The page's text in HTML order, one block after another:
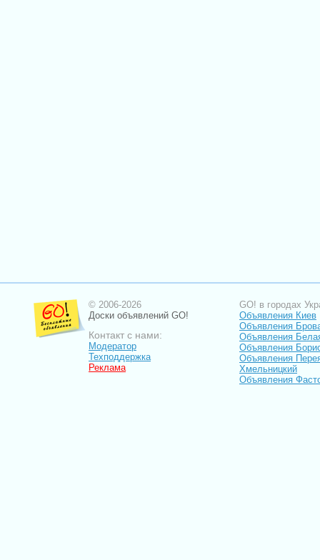
© 2006-2026
Доски объявлений GO!
Контакт с нами:
Модератор
Техподдержка
Реклама
GO! в городах
Объявления Киев
Объявления
Объявления
Объявления
Объявления
Хмельницкий
Объявления